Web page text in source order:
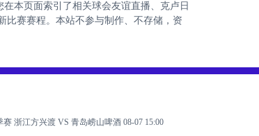
本页面索引了相关球会友谊直播、克卢日
比赛赛程。本站不参与制作、不存储，资
赛 浙江方兴渡 VS 青岛崂山啤酒08-07 15:00